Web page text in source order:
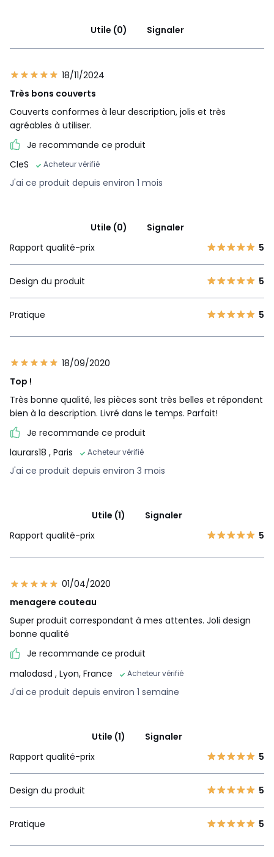
Utile (0) Signaler
18/11/2024
Très bons couverts
Couverts conformes à leur description, jolis et très
agréables à utiliser.
Je recommande ce produit
CleS
Acheteur vérifié
J'ai ce produit depuis environ 1 mois
Utile (0)
Signaler
Rapport qualité-prix
5
Design du produit 5
Pratique 5
18/09/2020
Top !
Très bonne qualité, les pièces sont très belles et répondent
bien à la description. Livré dans le temps. Parfait!
Je recommande ce produit
laurars18 , Paris Acheteur vérifié
J'ai ce produit depuis environ 3 mois
Utile (1)
Signaler
Rapport qualité-prix
5
01/04/2020
menagere couteau
Super produit correspondant à mes attentes. Joli design
bonne qualité
Je recommande ce produit
malodasd , Lyon, France Acheteur vérifié
J'ai ce produit depuis environ 1 semaine
Utile (1)
Signaler
Rapport qualité-prix
5
Design du produit 5
Pratique 5